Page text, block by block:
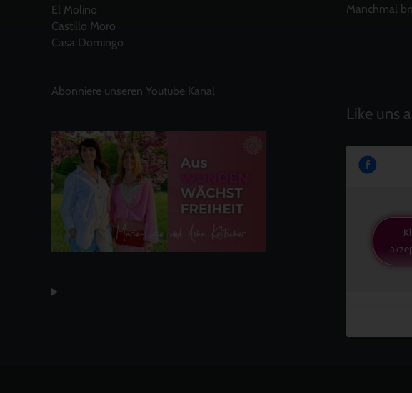
El Molino
Castillo Moro
Casa Domingo
Abonniere unseren Youtube Kanal
Manchmal
Like uns